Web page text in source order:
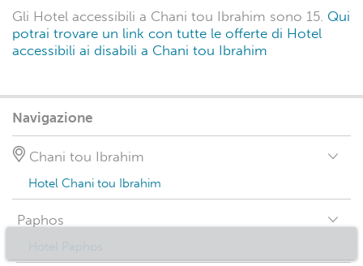
Gli Hotel accessibili a Chani tou Ibrahim sono 15. Qui
potrai trovare un link con tutte le offerte di Hotel
accessibili ai disabili a Chani tou Ibrahim
Navigazione
Chani tou Ibrahim
Hotel Chani tou Ibrahim
Paphos
Hotel Paphos